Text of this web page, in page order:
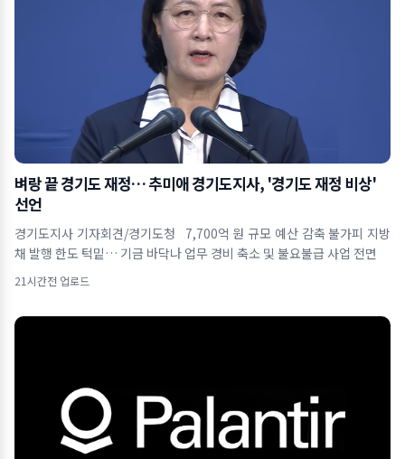
벼랑 끝 경기도 재정… 추미애 경기도지사, '경기도 재정 비상'
선언
경기도지사 기자회견/경기도청 7,700억 원 규모 예산 감축 불가피 지방
채 발행 한도 턱밑… 기금 바닥나 업무 경비 축소 및 불요불급 사업 전면
21시간전 업로드